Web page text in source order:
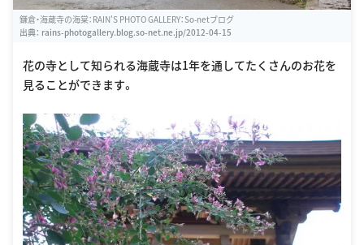
鎌倉・海蔵寺の海棠：RAIN'S PHOTO GALLERY：So-netブログ
出典： rains-photogallery.blog.so-net.ne.jp/2012-04-15
花の寺として知られる海蔵寺は1年を通してたくさんのお花を
見ることができます。